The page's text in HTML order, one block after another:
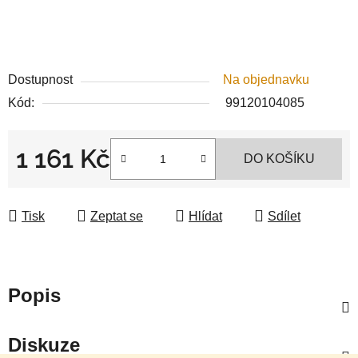
Dostupnost
Na objednavku
Kód:
99120104085
1 161 Kč DO KOŠÍKU
Tisk Zeptat se Hlídat Sdílet
Popis
Diskuze